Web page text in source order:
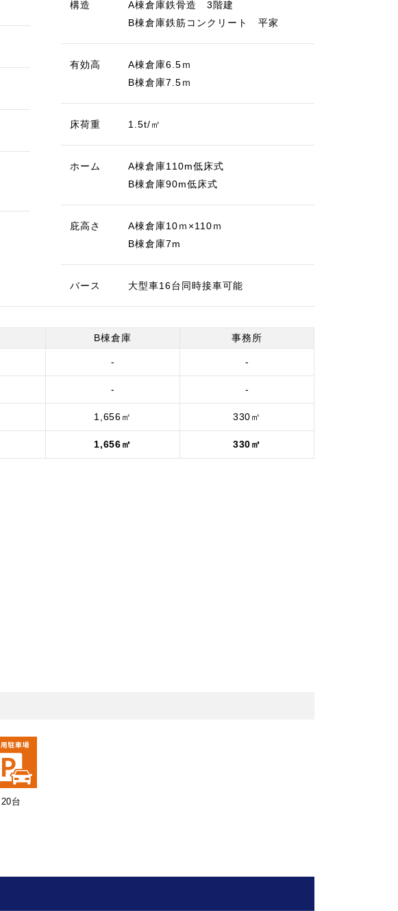
構造
A棟倉庫鉄骨造 3階建
B棟倉庫鉄筋コンクリート 平家
有効高
A棟倉庫6.5ｍ
B棟倉庫7.5ｍ
床荷重 1.5t/㎡
ホーム
A棟倉庫110m低床式
B棟倉庫90m低床式
庇高さ
A棟倉庫10ｍ×110ｍ
B棟倉庫7m
バース 大型車16台同時接車可能
B棟倉庫 事務所
- -
- -
1,656㎡ 330㎡
1,656㎡ 330㎡
20台